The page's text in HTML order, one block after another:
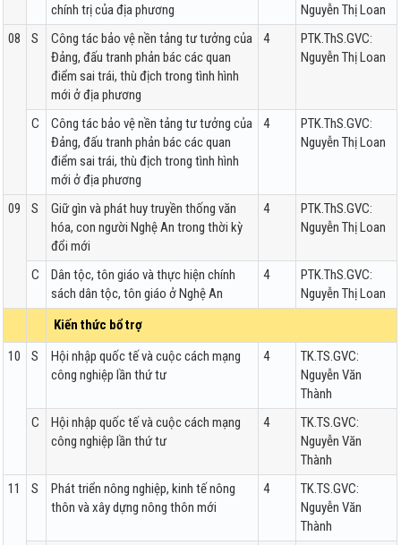
chính trị của địa phương
Nguyễn Thị Loan
08
S
Công tác bảo vệ nền tảng tư tưởng của
Đảng, đấu tranh phản bác các quan
điểm sai trái, thù địch trong tình hình
mới ở địa phương
4
PTK.ThS.GVC:
Nguyễn Thị Loan
C
Công tác bảo vệ nền tảng tư tưởng của
Đảng, đấu tranh phản bác các quan
điểm sai trái, thù địch trong tình hình
mới ở địa phương
4
PTK.ThS.GVC:
Nguyễn Thị Loan
09 S
Giữ gìn và phát huy truyền thống văn
hóa, con người Nghệ An trong thời kỳ
đổi mới
4
PTK.ThS.GVC:
Nguyễn Thị Loan
C
Dân tộc, tôn giáo và thực hiện chính
sách dân tộc, tôn giáo ở Nghệ An
4
PTK.ThS.GVC:
Nguyễn Thị Loan
Kiến thức bổ trợ
10
S
Hội nhập quốc tế và cuộc cách mạng
công nghiệp lần thứ tư
4
TK.TS.GVC:
Nguyễn Văn
Thành
C
Hội nhập quốc tế và cuộc cách mạng
công nghiệp lần thứ tư
4
TK.TS.GVC:
Nguyễn Văn
Thành
11
S
Phát triển nông nghiệp, kinh tế nông
thôn và xây dựng nông thôn mới
4
TK.TS.GVC:
Nguyễn Văn
Thành